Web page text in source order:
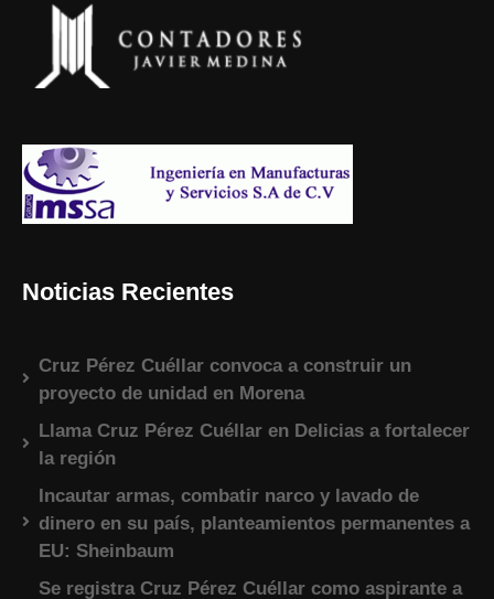
Noticias Recientes
Cruz Pérez Cuéllar convoca a construir un
proyecto de unidad en Morena
Llama Cruz Pérez Cuéllar en Delicias a fortalecer
la región
Incautar armas, combatir narco y lavado de
dinero en su país, planteamientos permanentes a
EU: Sheinbaum
Se registra Cruz Pérez Cuéllar como aspirante a